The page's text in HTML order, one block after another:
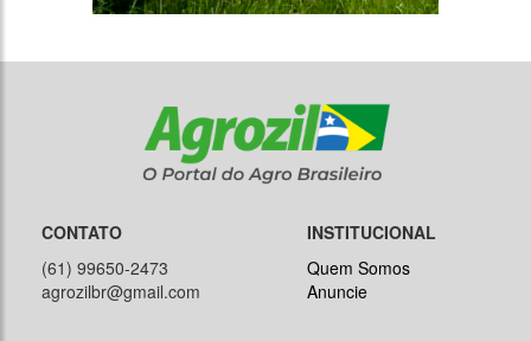
CONTATO
(61) 99650-2473
agrozilbr@gmail.com
INSTITUCIONAL
Quem Somos
Anuncie